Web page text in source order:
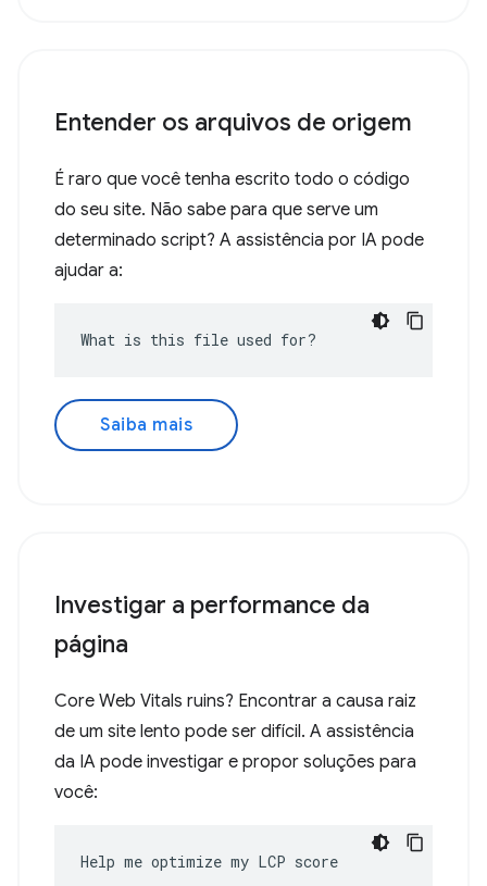
Entender os arquivos de origem
É raro que você tenha escrito todo o código
do seu site. Não sabe para que serve um
determinado script? A assistência por IA pode
ajudar a:
What is this file used for?
Saiba mais
Investigar a performance da
página
Core Web Vitals ruins? Encontrar a causa raiz
de um site lento pode ser difícil. A assistência
da IA pode investigar e propor soluções para
você:
Help me optimize my LCP score